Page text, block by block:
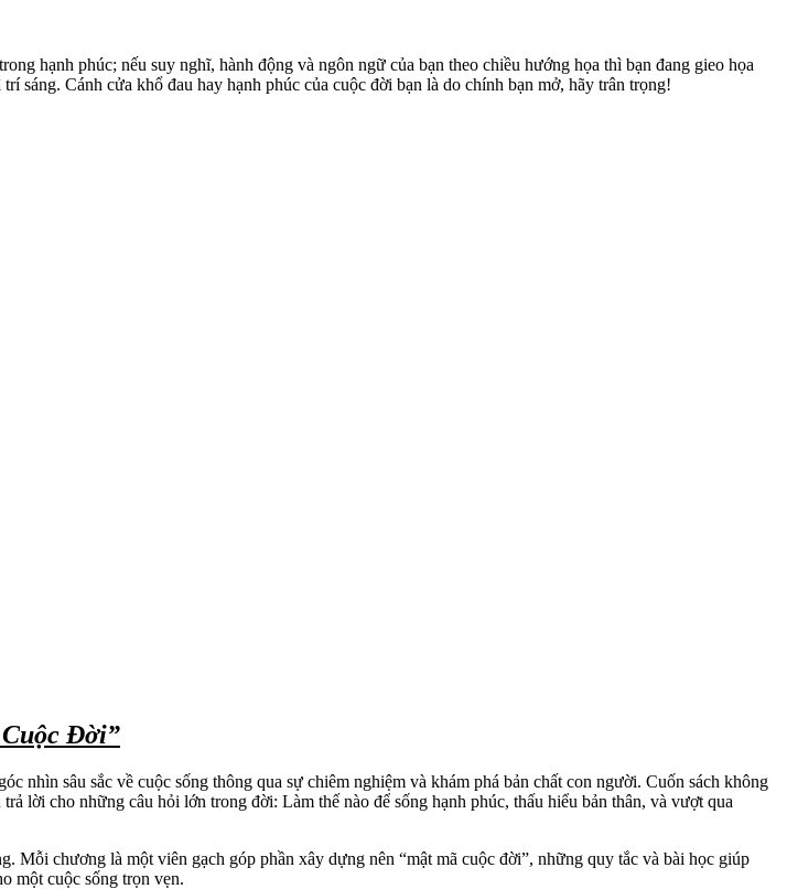
hạnh phúc; nếu suy nghĩ, hành động và ngôn ngữ của bạn theo chiều hướng họa thì bạn đang gieo họa
Cánh cửa khổ đau hay hạnh phúc của cuộc đời bạn là do chính bạn mở, hãy trân trọng!
Đời”
sâu sắc về cuộc sống thông qua sự chiêm nghiệm và khám phá bản chất con người. Cuốn sách không
lời cho những câu hỏi lớn trong đời: Làm thế nào để sống hạnh phúc, thấu hiểu bản thân, và vượt qua
Mỗi chương là một viên gạch góp phần xây dựng nên “mật mã cuộc đời”, những quy tắc và bài học giúp
một cuộc sống trọn vẹn.